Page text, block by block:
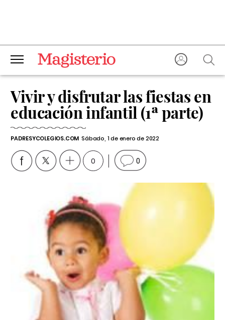
Vivir y disfrutar las fiestas en
educación infantil (1ª parte)
PADRESYCOLEGIOS.COM Sábado, 1 de enero de 2022
0 0